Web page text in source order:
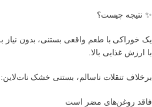
✨ نتیجه چیست؟
یک خوراکی با طعم واقعی بستنی، بدون نیاز
با ارزش غذایی بالا.
برخلاف تنقلات ناسالم، بستنی خشک نات‌لاین:
فاقد روغن‌های مضر است